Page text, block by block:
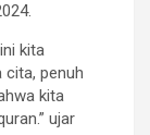
kita
cita, penuh
kita
ujar